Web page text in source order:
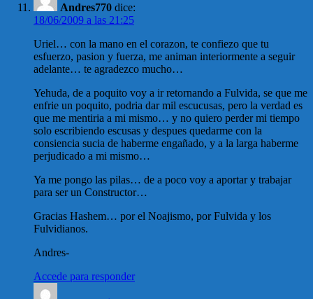
Andres770 dice:
18/06/2009 a las 21:25
Uriel… con la mano en el corazon, te confiezo que tu
esfuerzo, pasion y fuerza, me animan interiormente a seguir
adelante… te agradezco mucho…
Yehuda, de a poquito voy a ir retornando a Fulvida, se que me
enfrie un poquito, podria dar mil escucusas, pero la verdad es
que me mentiria a mi mismo… y no quiero perder mi tiempo
solo escribiendo escusas y despues quedarme con la
consiencia sucia de haberme engañado, y a la larga haberme
perjudicado a mi mismo…
Ya me pongo las pilas… de a poco voy a aportar y trabajar
para ser un Constructor…
Gracias Hashem… por el Noajismo, por Fulvida y los
Fulvidianos.
Andres-
Accede para responder